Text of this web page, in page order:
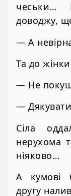
чеськи…
доводжу,
— А
Та до
— Не
—
Сіла
нерухома
ніяково…
А кумові
другу